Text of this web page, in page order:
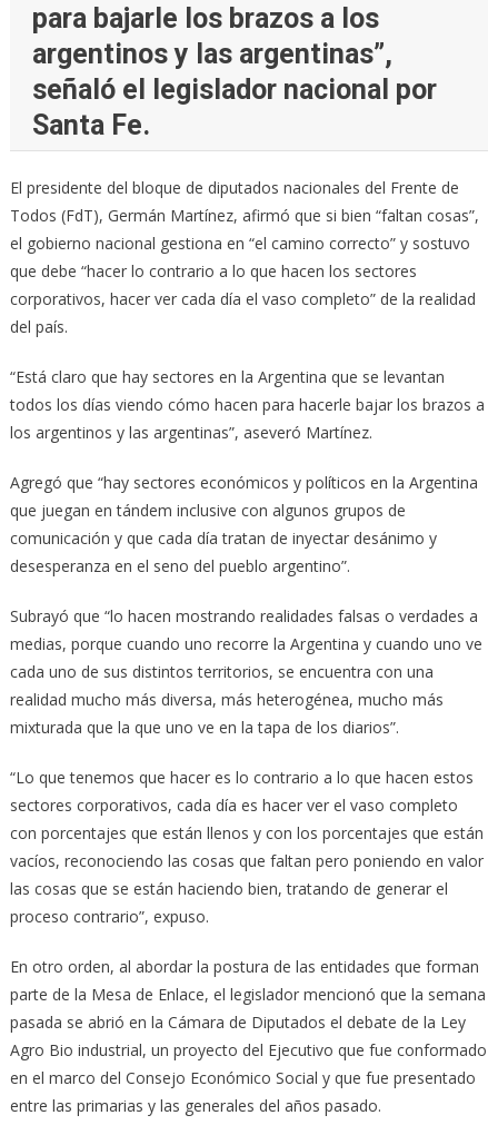
para bajarle los brazos a los
argentinos y las argentinas”,
señaló el legislador nacional por
Santa Fe.
El presidente del bloque de diputados nacionales del Frente de
Todos (FdT), Germán Martínez, afirmó que si bien “faltan cosas”,
el gobierno nacional gestiona en “el camino correcto” y sostuvo
que debe “hacer lo contrario a lo que hacen los sectores
corporativos, hacer ver cada día el vaso completo” de la realidad
del país.
“Está claro que hay sectores en la Argentina que se levantan
todos los días viendo cómo hacen para hacerle bajar los brazos a
los argentinos y las argentinas”, aseveró Martínez.
Agregó que “hay sectores económicos y políticos en la Argentina
que juegan en tándem inclusive con algunos grupos de
comunicación y que cada día tratan de inyectar desánimo y
desesperanza en el seno del pueblo argentino”.
Subrayó que “lo hacen mostrando realidades falsas o verdades a
medias, porque cuando uno recorre la Argentina y cuando uno ve
cada uno de sus distintos territorios, se encuentra con una
realidad mucho más diversa, más heterogénea, mucho más
mixturada que la que uno ve en la tapa de los diarios”.
“Lo que tenemos que hacer es lo contrario a lo que hacen estos
sectores corporativos, cada día es hacer ver el vaso completo
con porcentajes que están llenos y con los porcentajes que están
vacíos, reconociendo las cosas que faltan pero poniendo en valor
las cosas que se están haciendo bien, tratando de generar el
proceso contrario”, expuso.
En otro orden, al abordar la postura de las entidades que forman
parte de la Mesa de Enlace, el legislador mencionó que la semana
pasada se abrió en la Cámara de Diputados el debate de la Ley
Agro Bio industrial, un proyecto del Ejecutivo que fue conformado
en el marco del Consejo Económico Social y que fue presentado
entre las primarias y las generales del años pasado.